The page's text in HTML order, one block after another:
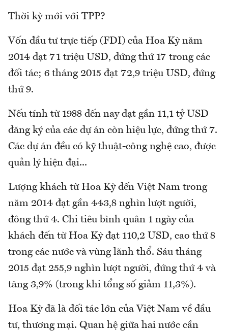
Thời kỳ mới với TPP?
Vốn đầu tư trực tiếp (FDI) của Hoa Kỳ năm
2014 đạt 71 triệu USD, đứng thứ 17 trong các
đối tác; 6 tháng 2015 đạt 72,9 triệu USD, đứng
thứ 9.
Nếu tính từ 1988 đến nay đạt gần 11,1 tỷ USD
đăng ký của các dự án còn hiệu lực, đứng thứ 7.
Các dự án đều có kỹ thuật-công nghệ cao, được
quản lý hiện đại...
Lượng khách từ Hoa Kỳ đến Việt Nam trong
năm 2014 đạt gần 443,8 nghìn lượt người,
đông thứ 4. Chi tiêu bình quân 1 ngày của
khách đến từ Hoa Kỳ đạt 110,2 USD, cao thứ 8
trong các nước và vùng lãnh thổ. Sáu tháng
2015 đạt 255,9 nghìn lượt người, đứng thứ 4 và
tăng 3,9% (trong khi tổng số giảm 11,3%).
Hoa Kỳ đã là đối tác lớn của Việt Nam về đầu
tư, thương mại. Quan hệ giữa hai nước cần